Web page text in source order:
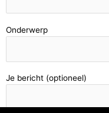
Onderwerp
Je bericht (optioneel)